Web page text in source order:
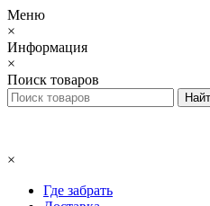
Меню
×
Информация
×
Поиск товаров
×
Где забрать